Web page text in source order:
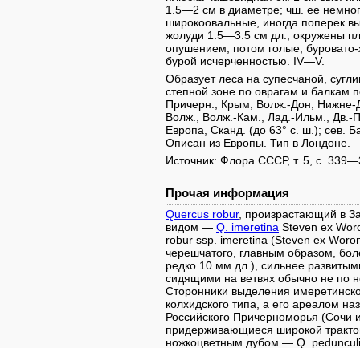
1.5—2 см в диаметре; чш. ее
широкоовальные, иногда поперек
жолуди 1.5—3.5 см дл., окружены
опушением, потом голые,
бурой исчерченностью. IV—V.
Образует леса на супесчаной,
степной зоне по оврагам и
Причерн., Крым, Волж.-Дон,
Волж., Волж.-Кам., Лад.-Ильм., Дв.-
Европа, Сканд. (до 63° с. ш.); сев.
Описан из Европы. Тип в Лондоне.
Источник: Флора СССР, т. 5, с.
Прочая информация
Quercus robur, произрастающий в
видом — Q. imeretina Steven ex
robur ssp. imeretina (Steven ex
черешчатого, главным образом,
редко 10 мм дл.), сильнее
сидящими на ветвях обычно не по
Сторонники выделения
колхидского типа, а его ареалом
Российского Причерноморья (Сочи
придерживающиеся широкой
ножкоцветным дубом — Q.